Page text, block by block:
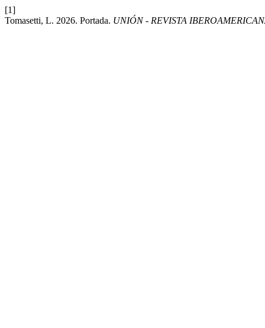
[1]
Tomasetti, L. 2026. Portada. UNIÓN - REVISTA